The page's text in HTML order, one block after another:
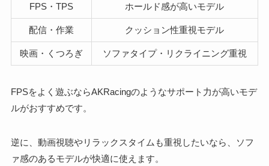
FPS・TPS ホールド感が高いモデル
配信・作業 クッション性重視モデル
映画・くつろぎ ソファタイプ・リクライニング重視
FPSをよく遊ぶならAKRacingのようなサポート力が高いモデ
ルがおすすめです。
逆に、動画視聴やリラックスタイムも重視したいなら、ソフ
ァ感のあるモデルが快適に使えます。